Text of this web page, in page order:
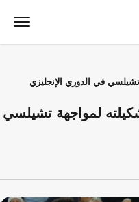
في الدوري الإنجليزي
لمواجهة تشيلسي